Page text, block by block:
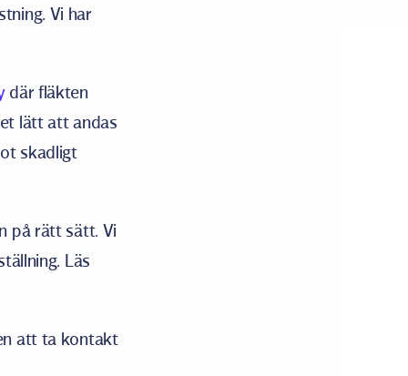
Vi har
där fläkten
lätt att andas
skadligt
på rätt sätt. Vi
Läs
att ta kontakt